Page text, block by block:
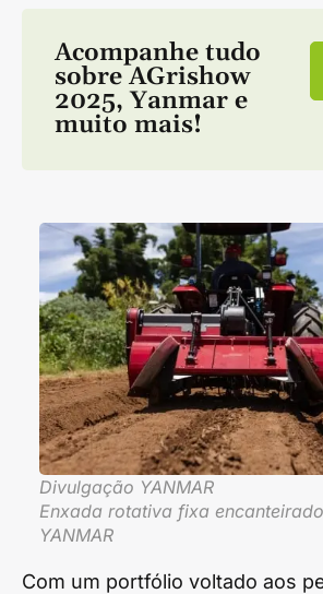
Acompanhe tudo
sobre AGrishow
2025,Yanmar e
muito mais!
Divulgação YANMAR
Enxada rotativa fixa
YANMAR
Com um portfólio voltado aos